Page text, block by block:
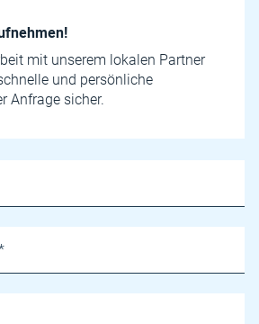
mit unserem lokalen Partner
und persönliche
Anfrage sicher.